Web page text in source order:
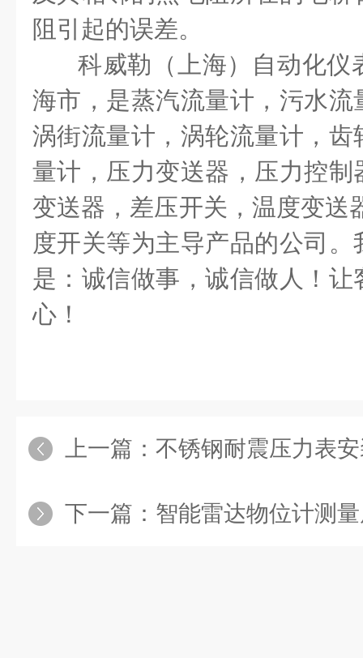
阻引起的误差。
科威勒（上海）自动化仪
海市，是蒸汽流量计，污水
涡街流量计，涡轮流量计，
量计，压力变送器，压力控
变送器，差压开关，温度变送
度开关等为主导产品的公司
是：诚信做事，诚信做人！
心！
上一篇： 不锈钢耐震压力表
下一篇： 智能雷达物位计测